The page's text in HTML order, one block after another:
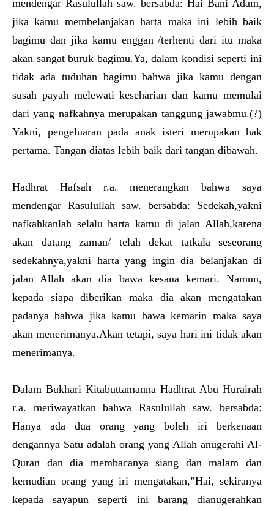
mendengar Rasulullah saw. bersabda: Hai Bani Adam,
jika kamu membelanjakan harta maka ini lebih baik
bagimu dan jika kamu enggan /terhenti dari itu maka
akan sangat buruk bagimu.Ya, dalam kondisi seperti ini
tidak ada tuduhan bagimu bahwa jika kamu dengan
susah payah melewati keseharian dan kamu memulai
dari yang nafkahnya merupakan tanggung jawabmu.(?)
Yakni, pengeluaran pada anak isteri merupakan hak
pertama. Tangan diatas lebih baik dari tangan dibawah.
Hadhrat Hafsah r.a. menerangkan bahwa saya
mendengar Rasulullah saw. bersabda: Sedekah,yakni
nafkahkanlah selalu harta kamu di jalan Allah,karena
akan datang zaman/ telah dekat tatkala seseorang
sedekahnya,yakni harta yang ingin dia belanjakan di
jalan Allah akan dia bawa kesana kemari. Namun,
kepada siapa diberikan maka dia akan mengatakan
padanya bahwa jika kamu bawa kemarin maka saya
akan menerimanya.Akan tetapi, saya hari ini tidak akan
menerimanya.
Dalam Bukhari Kitabuttamanna Hadhrat Abu Hurairah
r.a. meriwayatkan bahwa Rasulullah saw. bersabda:
Hanya ada dua orang yang boleh iri berkenaan
dengannya Satu adalah orang yang Allah anugerahi Al-
Quran dan dia membacanya siang dan malam dan
kemudian orang yang iri mengatakan,”Hai, sekiranya
kepada sayapun seperti ini barang dianugerahkan